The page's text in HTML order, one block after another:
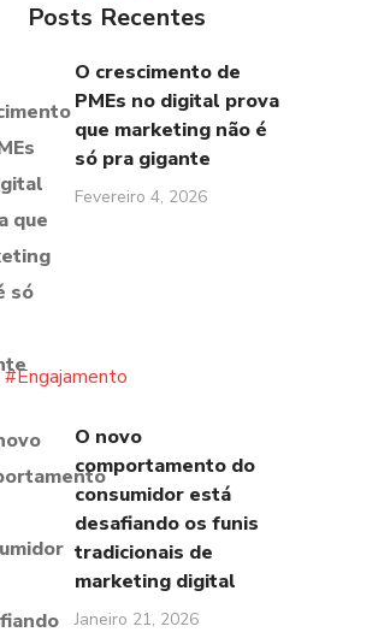
#Engajamento
Posts Recentes
O crescimento de
PMEs no digital prova
que marketing não é
só pra gigante
Fevereiro 4, 2026
O novo
comportamento do
consumidor está
desafiando os funis
tradicionais de
marketing digital
Janeiro 21, 2026